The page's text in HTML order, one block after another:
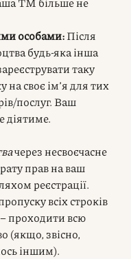
особами:Після
будь-яка інша
таку
на своє ім’я для тих
послуг. Ваш
діятиме.
через несвоєчасне
прав на ваш
реєстрації.
всіх строків
проходити всю
(якщо, звісно,
іншим).